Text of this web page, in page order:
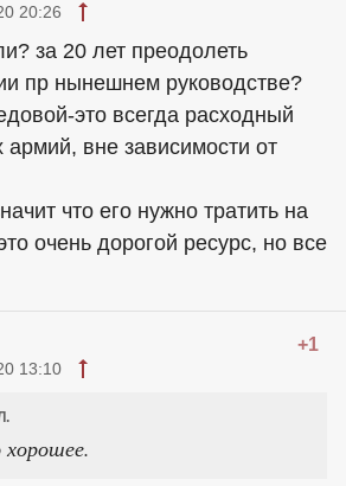
20:26
за 20 лет преодолеть
пр нынешнем руководстве?
это всегда расходный
армий, вне зависимости от
что его нужно тратить на
очень дорогой ресурс, но все
+1
13:10